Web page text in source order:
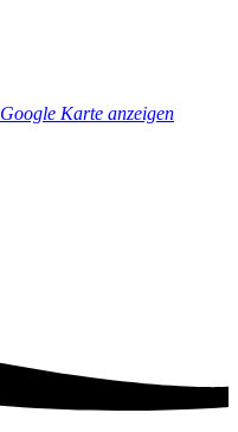
Google Karte anzeigen